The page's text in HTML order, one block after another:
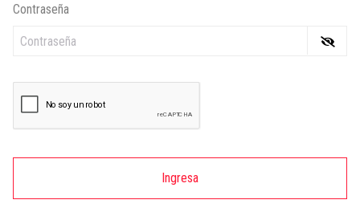
Contraseña
Ingresa